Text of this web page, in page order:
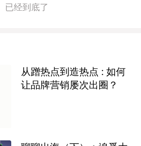
已经到底了
从蹭热点到造热点 : 如何
让品牌营销屡次出圈？